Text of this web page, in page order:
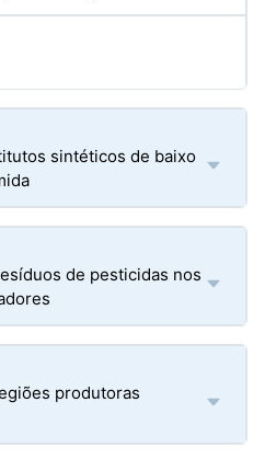
sintéticos de baixo
de pesticidas nos
produtoras